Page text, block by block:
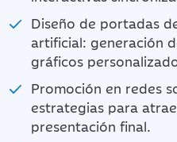
Diseño de portadas
artificial: generación
gráficos
Promoción en redes
estrategias para
presentación final.